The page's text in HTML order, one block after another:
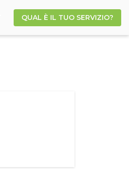
QUAL È IL TUO SERVIZIO?